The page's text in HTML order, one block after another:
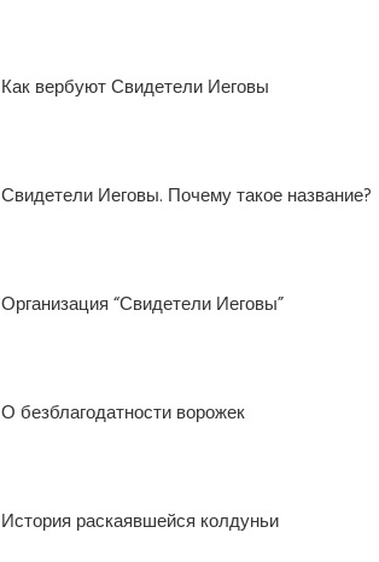
Как вербуют Свидетели Иеговы
Свидетели Иеговы. Почему такое название?
Организация “Свидетели Иеговы”
О безблагодатности ворожек
История раскаявшейся колдуньи